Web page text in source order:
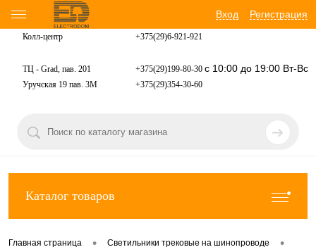
Вход Регистрация
Колл-центр +375(29)6-921-921
ТЦ - Grad, пав. 201 +375(29)199-80-30 с 10:00 до 19:00 Вт-Вс
Уручская 19 пав. 3М +375(29)354-30-60
Каталог товаров
Главная страница • Светильники трековые на шинопроводе •